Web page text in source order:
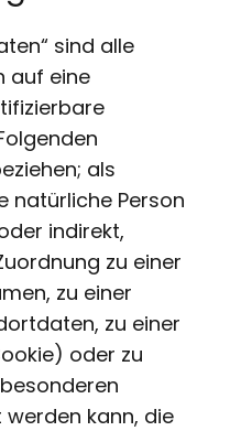
sind alle
auf eine
als
natürliche Person
indirekt,
zu einer
zu einer
zu einer
oder zu
kann, die